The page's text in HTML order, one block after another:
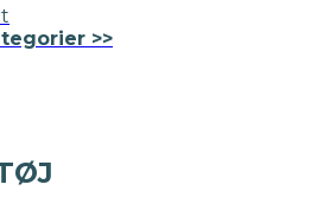
>>